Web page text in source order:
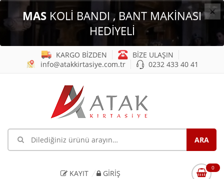
×
MAS KOLİ BANDI , BANT MAKİNASI
HEDİYELİ
KARGO BİZDEN
BİZE ULAŞIN
info@atakkirtasiye.com.tr
0232 433 40 41
KAYIT GIRIŞ
0